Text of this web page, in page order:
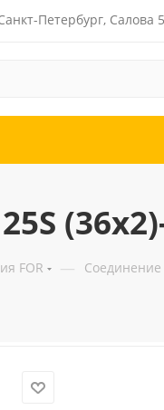
Петербург, Салова
FOR — Соединение